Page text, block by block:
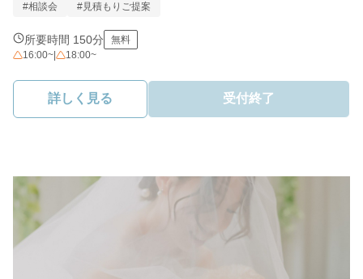
#相談会 #見積もりご提案
所要時間 150分
無料
16:00~
18:00~
詳しく見る 受付終了